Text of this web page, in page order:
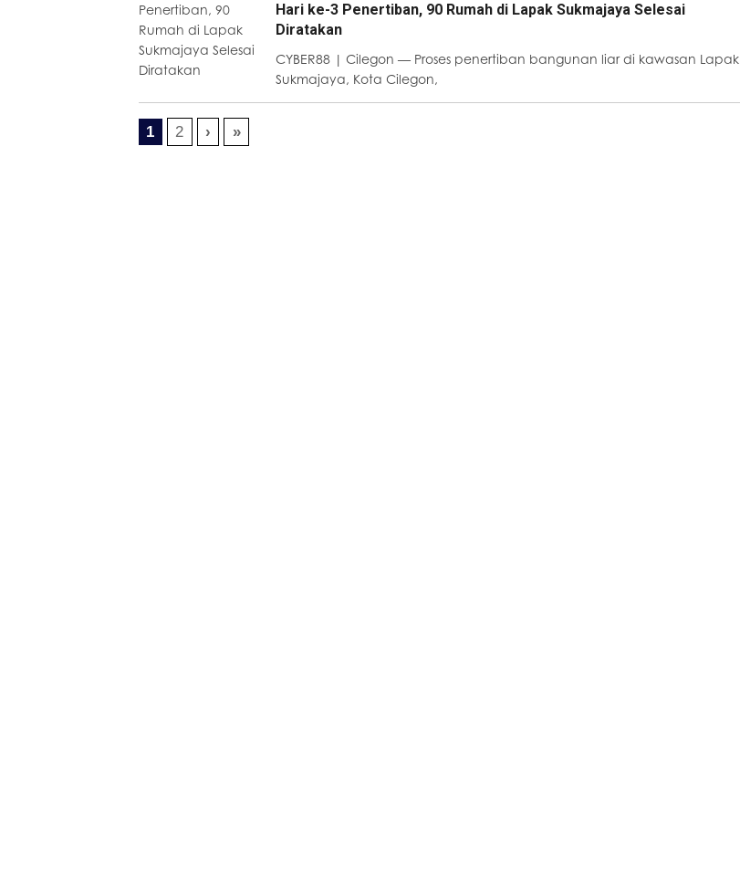
Hari ke-3 Penertiban, 90 Rumah di Lapak Sukmajaya Selesai
Diratakan
CYBER88 | Cilegon — Proses penertiban bangunan liar di kawasan Lapak
Sukmajaya, Kota Cilegon,
1 2 › »